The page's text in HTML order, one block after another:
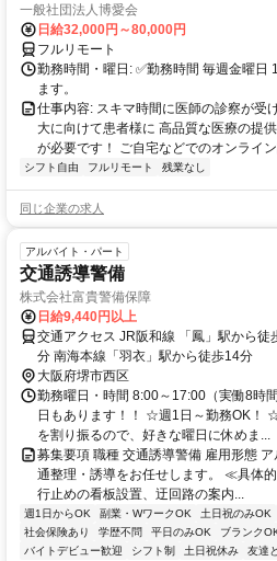
一般社団法人博愛会
日給32,000円～80,000円
フルリモート
勤務時間・曜日: ✅勤務時間 毎週金曜
ます。
仕事内容: スキマ時間に医師の診察が受
大に向けて患者様に 高品質な医療の提
が必要です！ ご自宅などでのオンライ
シフト自由 フルリモート 残業なし
同じ企業の求人
アルバイト・パート
交通誘導警備
株式会社富貴警備保障
日給9,440円以上
交通アクセス JR阪和線 「鳳」駅から
分 南海本線「羽衣」駅から徒歩14分
大阪府堺市西区
勤務曜日・時間 8:00～17:00（実働8
日もあります！！ ☆週1日～勤務OK！
を割り振るので、好きな曜日に休めま...
募集要項 職種 交通誘導警備 雇用形態
通整理・誘導をお任せします。 ≪具体
行止めの看板設置、迂回路の案内...
週1日からOK 副業・WワークOK 土日祝のみOK
社会保険あり
学歴不問 平日のみOK ブランク
バイトデビュー歓迎
シフト制 土日祝休み 友達